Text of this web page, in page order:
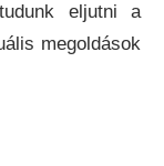
eljutni a
megoldások